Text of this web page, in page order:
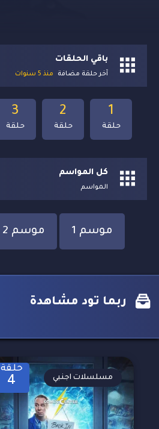
باقي الحلقات
آخر حلقة مضافة منذ 5 سنوات
3
حلقة
2
حلقة
1
حلقة
كل المواسم
المواسم
موسم 1 موسم 2
ربما تود مشاهدة
حلقة
4 مسلسلات اجنبي